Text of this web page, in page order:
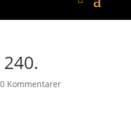
0 Kommentarer